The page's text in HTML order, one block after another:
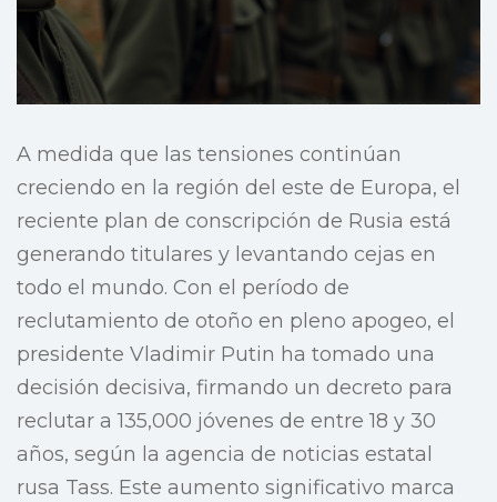
A medida que las tensiones continúan
creciendo en la región del este de Europa, el
reciente plan de conscripción de Rusia está
generando titulares y levantando cejas en
todo el mundo. Con el período de
reclutamiento de otoño en pleno apogeo, el
presidente Vladimir Putin ha tomado una
decisión decisiva, firmando un decreto para
reclutar a 135,000 jóvenes de entre 18 y 30
años, según la agencia de noticias estatal
rusa Tass. Este aumento significativo marca